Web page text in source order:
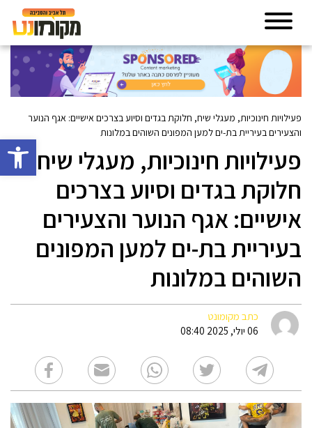
פתח
פעילויות חינוכיות, מעגלי שיח, חלוקת בגדים וסיוע בצרכים אישיים: אגף הנוער
והצעירים בעיריית בת-ים למען המפונים השוהים במלונות
פעילויות חינוכיות, מעגלי שיח,
חלוקת בגדים וסיוע בצרכים
אישיים: אגף הנוער והצעירים
בעיריית בת-ים למען המפונים
השוהים במלונות
כתב מקומונט
06 יולי, 2025 08:40